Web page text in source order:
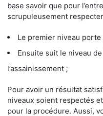
base savoir que pour
scrupuleusement
Le premier niveau
Ensuite suit le niveau
l’assainissement ;
Pour avoir un résultat
niveaux soient respectés
pour la procédure. Aussi,